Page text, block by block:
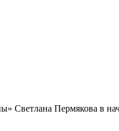
Пермякова в